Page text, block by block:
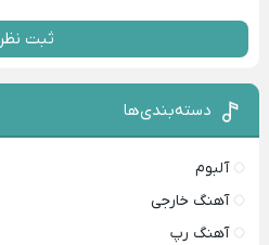
ثبت نظر
دسته‌بندی‌ها
آلبوم
آهنگ خارجی
آهنگ رپ